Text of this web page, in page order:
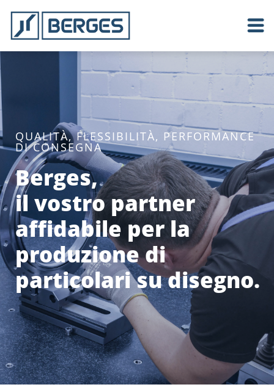
QUALITÀ, FLESSIBILITÀ, PERFORMANCE
DI CONSEGNA
Berges,
il vostro partner
affidabile per la
produzione di
particolari su disegno.